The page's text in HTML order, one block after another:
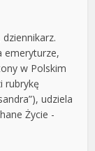
emeryturze,
w Polskim
rubrykę
udziela
Życie -